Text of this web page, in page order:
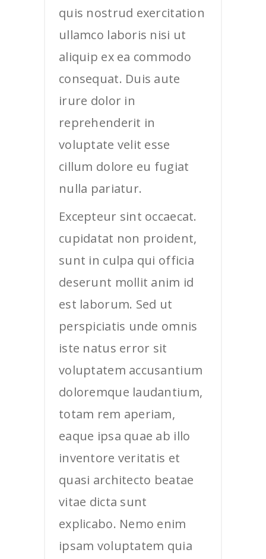
quis nostrud exercitation
ullamco laboris nisi ut
aliquip ex ea commodo
consequat. Duis aute
irure dolor in
reprehenderit in
voluptate velit esse
cillum dolore eu fugiat
nulla pariatur.
Excepteur sint occaecat.
cupidatat non proident,
sunt in culpa qui officia
deserunt mollit anim id
est laborum. Sed ut
perspiciatis unde omnis
iste natus error sit
voluptatem accusantium
doloremque laudantium,
totam rem aperiam,
eaque ipsa quae ab illo
inventore veritatis et
quasi architecto beatae
vitae dicta sunt
explicabo. Nemo enim
ipsam voluptatem quia